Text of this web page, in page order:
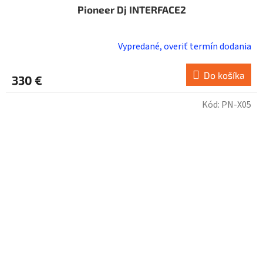
Pioneer Dj INTERFACE2
Vypredané, overiť termín dodania
330 € Do košíka
Kód: PN-X05